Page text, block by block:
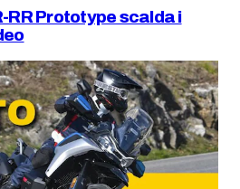
RR Prototype scalda i